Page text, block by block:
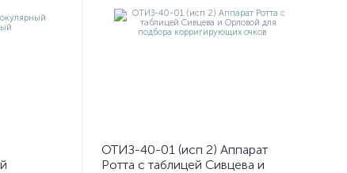
ОТИЗ-40-01 (исп 2) Аппарат
Ротта с таблицей Сивцева и